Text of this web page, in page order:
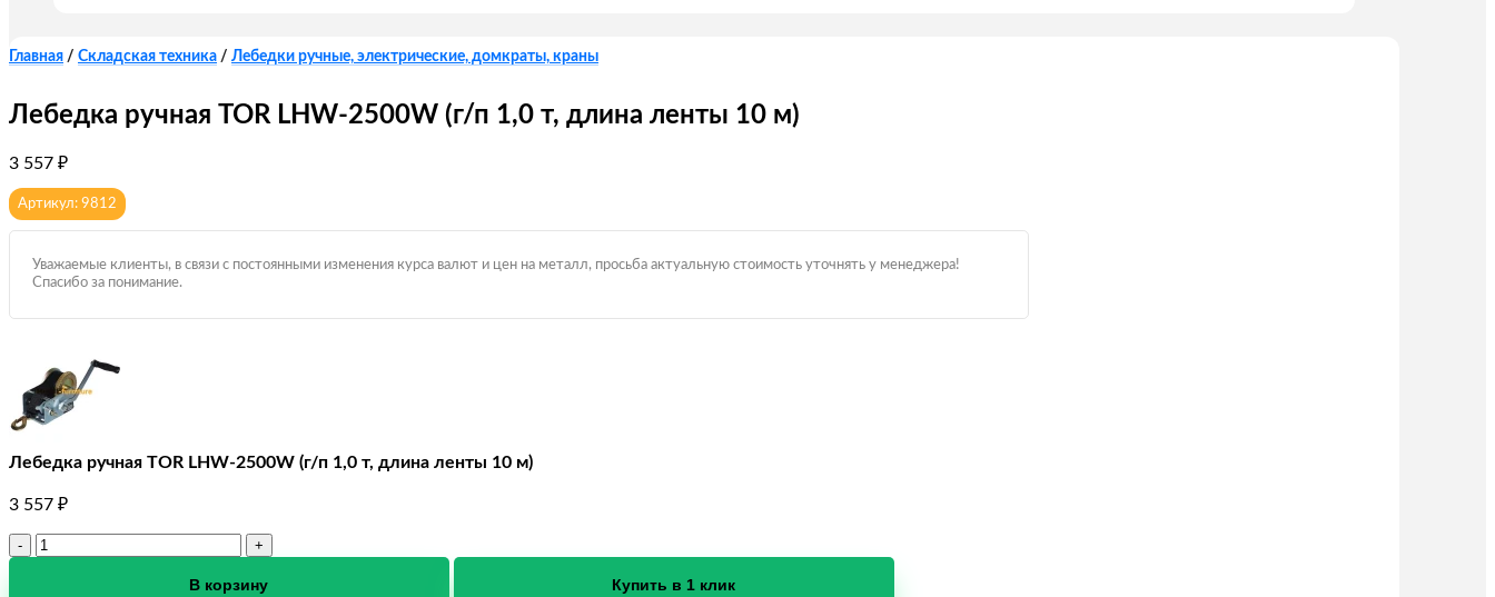
Главная / Складская техника / Лебедки ручные, электрические, домкраты, краны
Лебедка ручная TOR LHW-2500W (г/п 1,0 т, длина ленты 10 м)
3 557 ₽
Артикул: 9812
Уважаемые клиенты, в связи с постоянными изменения курса валют и цен на металл, просьба актуальную стоимость уточнять у менеджера!
Спасибо за понимание.
Лебедка ручная TOR LHW-2500W (г/п 1,0 т, длина ленты 10 м)
3 557 ₽
Количество
В корзину Купить в 1 клик